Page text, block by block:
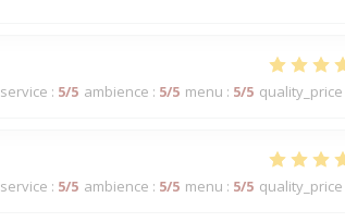
service : 5/5 ambience : 5/5 menu : 5/5 quality_price
service : 5/5 ambience : 5/5 menu : 5/5 quality_price